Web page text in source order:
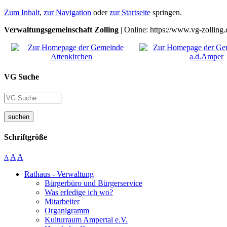
Zum Inhalt, zur Navigation oderzur Startseite springen.
Verwaltungsgemeinschaft Zolling | Online: https://www.vg-
VG Suche
suchen
Schriftgröße
A A A
Rathaus - Verwaltung
Bürgerbüro und Bürgerservice
Was erledige ich wo?
Mitarbeiter
Organigramm
Kulturraum Ampertal e.V.